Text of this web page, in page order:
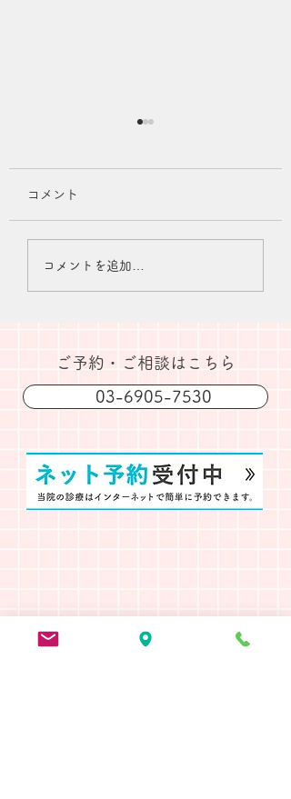
コメント
コメントを追加…
​ご予約・ご相談はこちら
03-6905-7530